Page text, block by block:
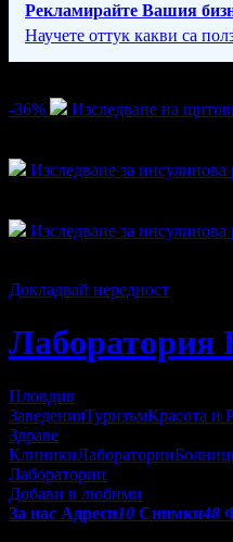
Рекламирайте Вашия
Научете оттук какви са
-36%
Изследване на
Изследване за
Изследване за
Докладвай нередност
Лаборатория
Пловдив
ЗаведенияТуризъмКрасота и
Здраве
КлиникиЛаборатории
Лаборатории
Добави в любими
За нас Адреси10 Снимки48